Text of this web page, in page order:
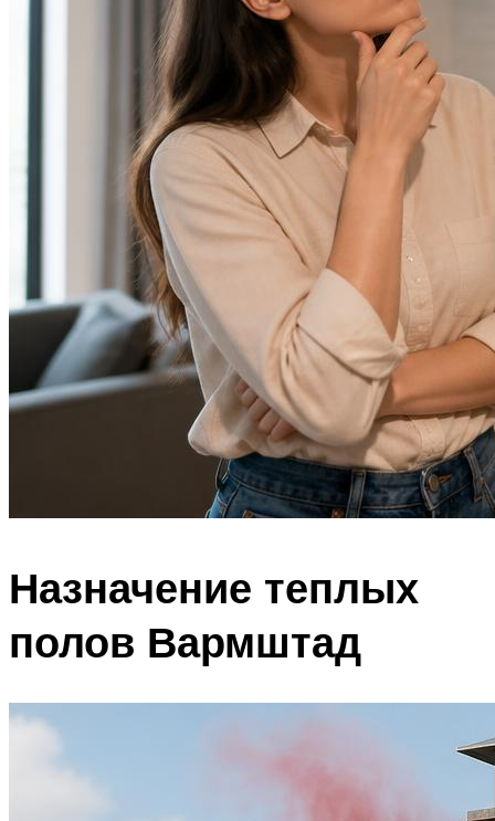
Назначение теплых
полов Вармштад